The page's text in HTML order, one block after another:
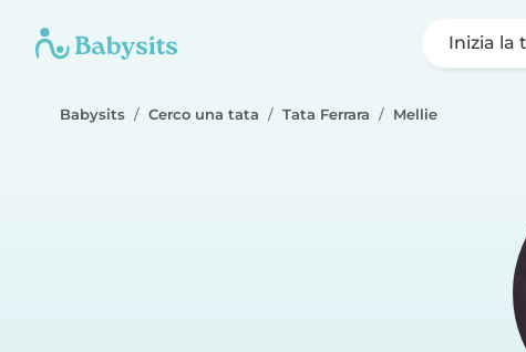
Inizia la
Babysits Cerco una tata Tata Ferrara Mellie